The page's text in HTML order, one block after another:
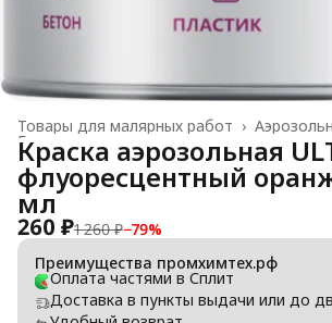
Товары для малярных работ ›
Главная
Краска аэрозольная
флуоресцентный
мл
260 ₽1 260 ₽−79%
Преимущества промхимтех.рф
Оплата частями в Сплит
Доставка в пункты выдачи или до